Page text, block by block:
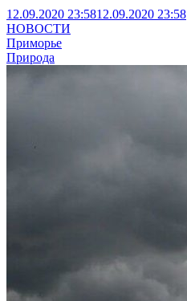
12.09.2020 23:5812.09.2020 23:58
НОВОСТИ
Приморье
Природа